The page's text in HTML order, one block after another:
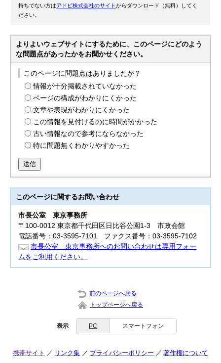
持ちでない方はアドビ株式会社のサイトからダウンロード（無料）してく
ださい。
よりよいウェブサイトにするために、このページにどのよう
な問題点があったかをお聞かせください。
このページに問題点はありましたか？
情報が十分掲載されていなかった
ページの構成がわかりにくかった
文章や表現がわかりにくかった
この情報を見付けるのに時間がかかった
古い情報なので参考にならなかった
特に問題無くわかりやすかった
送信
このページに関するお問い合わせ
市長公室東京事務所
〒100-0012 東京都千代田区日比谷公園1-3 市政会館
電話番号：03-3595-7101 ファクス番号：03-3595-7102
市長公室 東京事務所へのお問い合わせは専用フォー
ムをご利用ください。
前のページへ戻る
トップページへ戻る
表示 PC スマートフォン
携帯サイト リンク集 プライバシーポリシー 著作権について